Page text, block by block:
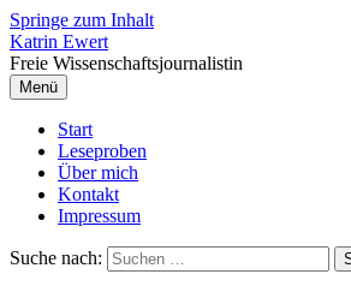
Springe zum Inhalt
Katrin Ewert
Freie Wissenschaftsjournalistin
Menü
Start
Leseproben
Über mich
Kontakt
Impressum
Suche nach: